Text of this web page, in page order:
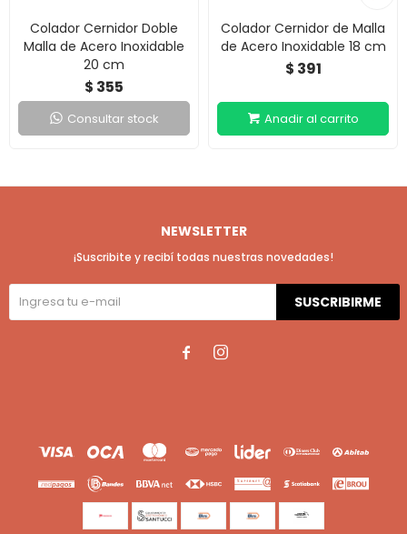
Colador Cernidor Doble
Malla de Acero Inoxidable
20 cm
$ 355
Consultar stock
Colador Cernidor de Malla
de Acero Inoxidable 18 cm
$ 391
NEWSLETTER
¡Suscribite y recibí todas nuestras novedades!
SUSCRIBIRME
 